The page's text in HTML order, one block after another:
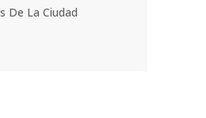
De La Ciudad